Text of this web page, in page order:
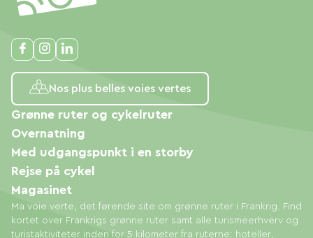
Nos plus belles voies vertes
Ma voie verte, det førende site om grønne ruter i Frankrig. Find
kortet over Frankrigs grønne ruter samt alle turismeerhverv og
turistaktiviteter inden for 5 kilometer fra ruterne: hoteller,
Grønne ruter og cykelruter
Overnatning
Med udgangspunkt i en storby
Rejse på cykel
Magasinet